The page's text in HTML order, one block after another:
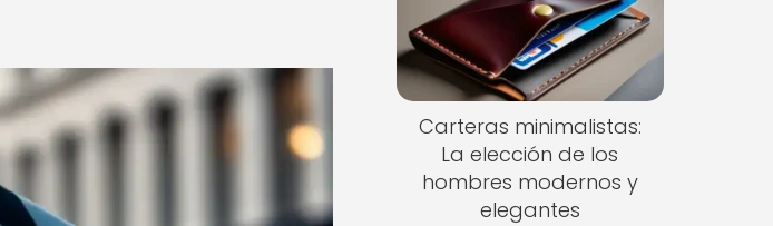
Carteras minimalistas:
La elección de los
hombres modernos y
elegantes